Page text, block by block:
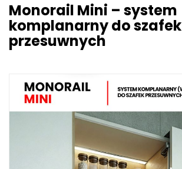
Monorail Mini – system
komplanarny do szafek
przesuwnych